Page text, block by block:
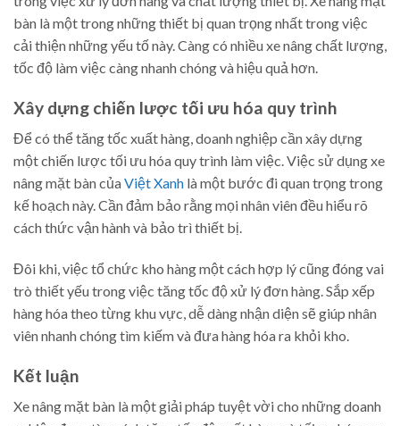
bàn là một trong những thiết bị quan trọng nhất trong việc
cải thiện những yếu tố này. Càng có nhiều xe nâng chất lượng,
tốc độ làm việc càng nhanh chóng và hiệu quả hơn.
Xây dựng chiến lược tối ưu hóa quy trình
Để có thể tăng tốc xuất hàng, doanh nghiệp cần xây dựng
một chiến lược tối ưu hóa quy trình làm việc. Việc sử dụng xe
nâng mặt bàn củaViệt Xanh là một bước đi quan trọng trong
kế hoạch này. Cần đảm bảo rằng mọi nhân viên đều hiểu rõ
cách thức vận hành và bảo trì thiết bị.
Đôi khi, việc tổ chức kho hàng một cách hợp lý cũng đóng vai
trò thiết yếu trong việc tăng tốc độ xử lý đơn hàng. Sắp xếp
hàng hóa theo từng khu vực, dễ dàng nhận diện sẽ giúp nhân
viên nhanh chóng tìm kiếm và đưa hàng hóa ra khỏi kho.
Kết luận
Xe nâng mặt bàn là một giải pháp tuyệt vời cho những doanh